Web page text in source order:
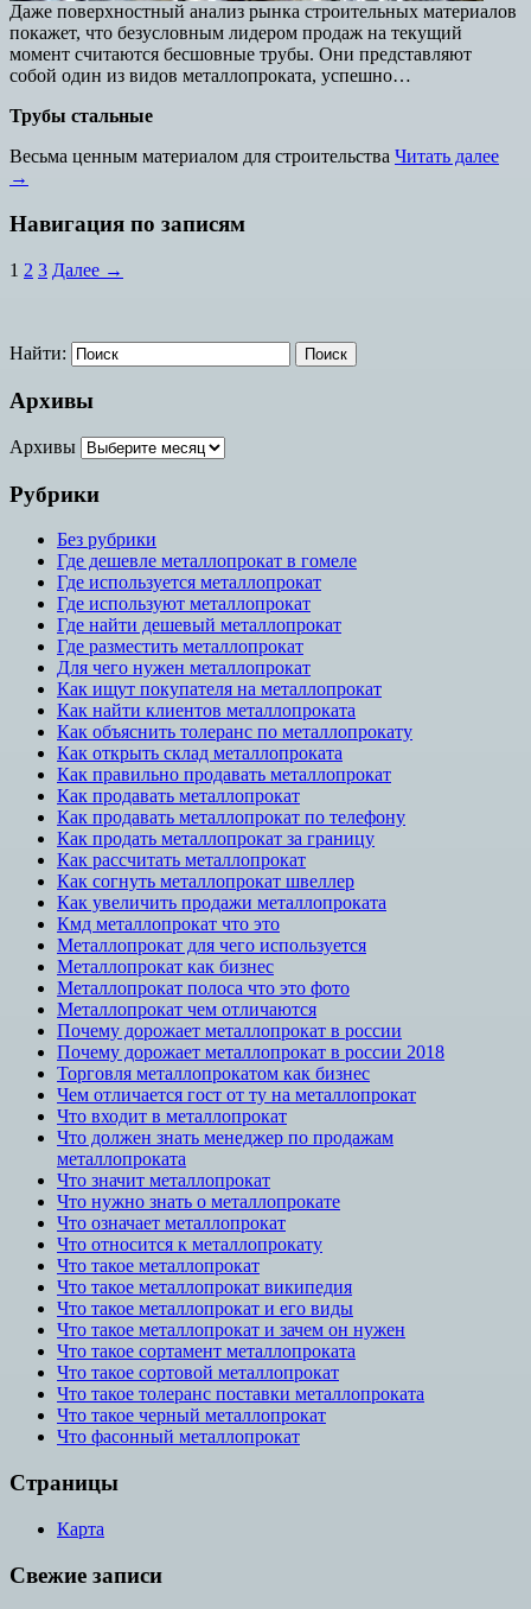
Даже поверхностный анализ рынка строительных материалов
покажет, что безусловным лидером продаж на текущий
момент считаются бесшовные трубы. Они представляют
собой один из видов металлопроката, успешно…
Трубы стальные
Весьма ценным материалом для строительства Читать далее
→
Навигация по записям
1 2 3 Далее →
Найти:
Архивы
Архивы
Рубрики
Без рубрики
Где дешевле металлопрокат в гомеле
Где используется металлопрокат
Где используют металлопрокат
Где найти дешевый металлопрокат
Где разместить металлопрокат
Для чего нужен металлопрокат
Как ищут покупателя на металлопрокат
Как найти клиентов металлопроката
Как объяснить толеранс по металлопрокату
Как открыть склад металлопроката
Как правильно продавать металлопрокат
Как продавать металлопрокат
Как продавать металлопрокат по телефону
Как продать металлопрокат за границу
Как рассчитать металлопрокат
Как согнуть металлопрокат швеллер
Как увеличить продажи металлопроката
Кмд металлопрокат что это
Металлопрокат для чего используется
Металлопрокат как бизнес
Металлопрокат полоса что это фото
Металлопрокат чем отличаются
Почему дорожает металлопрокат в россии
Почему дорожает металлопрокат в россии 2018
Торговля металлопрокатом как бизнес
Чем отличается гост от ту на металлопрокат
Что входит в металлопрокат
Что должен знать менеджер по продажам
металлопроката
Что значит металлопрокат
Что нужно знать о металлопрокате
Что означает металлопрокат
Что относится к металлопрокату
Что такое металлопрокат
Что такое металлопрокат википедия
Что такое металлопрокат и его виды
Что такое металлопрокат и зачем он нужен
Что такое сортамент металлопроката
Что такое сортовой металлопрокат
Что такое толеранс поставки металлопроката
Что такое черный металлопрокат
Что фасонный металлопрокат
Страницы
Карта
Свежие записи